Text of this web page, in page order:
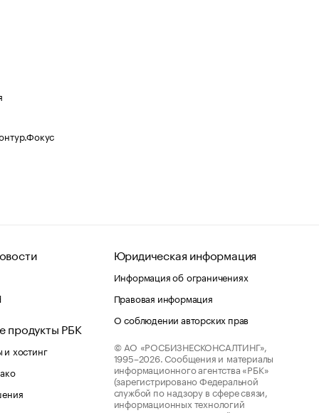
продукты РБК
хостинг
Юридическая информация
Информация об ограничениях
Правовая информация
О соблюдении авторских прав
© АО «РОСБИЗНЕСКОНСАЛТИНГ»,
1995–2026. Сообщения и материалы
информационного агентства «РБК»
(зарегистрировано Федеральной
службой по надзору в сфере связи,
информационных технологий